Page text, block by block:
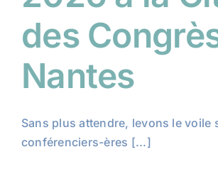
des
Nantes
Sans plus attendre, levons le voile
conférenciers-ères [...]